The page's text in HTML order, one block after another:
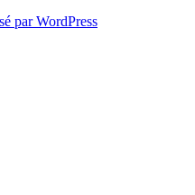
par WordPress